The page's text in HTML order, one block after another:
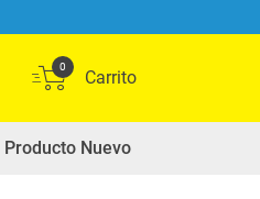
0
Producto Nuevo